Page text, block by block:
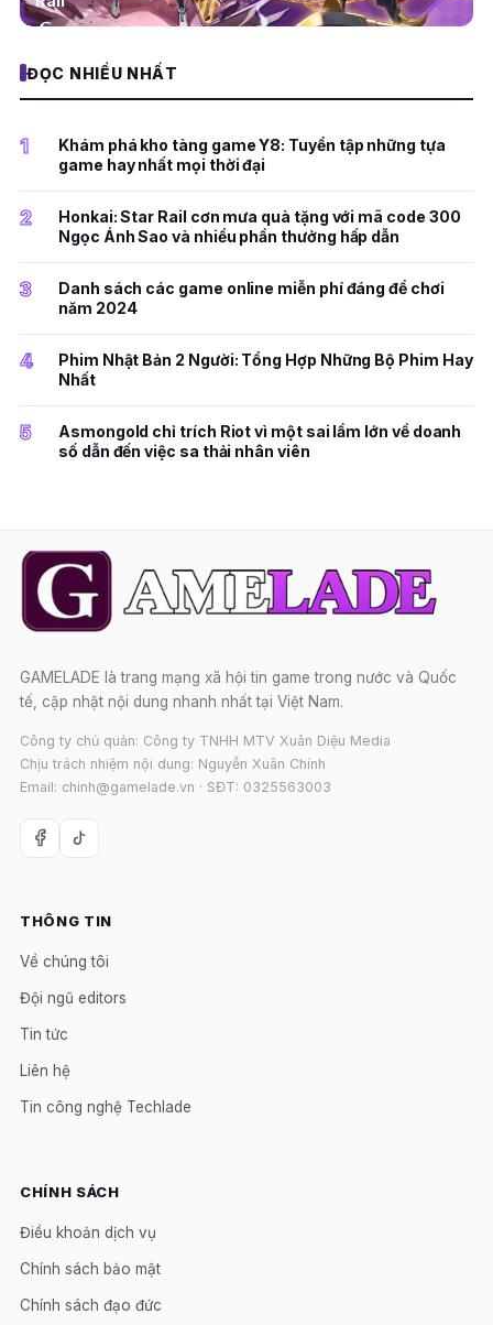
ĐỌC NHIỀU NHẤT
1
Khám phá kho tàng game Y8: Tuyển tập những tựa
game hay nhất mọi thời đại
2
Honkai: Star Rail cơn mưa quà tặng với mã code 300
Ngọc Ánh Sao và nhiều phần thưởng hấp dẫn
3
Danh sách các game online miễn phí đáng để chơi
năm 2024
4
Phim Nhật Bản 2 Người: Tổng Hợp Những Bộ Phim Hay
Nhất
5
Asmongold chỉ trích Riot vì một sai lầm lớn về doanh
số dẫn đến việc sa thải nhân viên
GAMELADE là trang mạng xã hội tin game trong nước và Quốc
tế, cập nhật nội dung nhanh nhất tại Việt Nam.
Công ty chủ quản: Công ty TNHH MTV Xuân Diệu Media
Chịu trách nhiệm nội dung: Nguyễn Xuân Chính
Email: chinh@gamelade.vn · SĐT: 0325563003
THÔNG TIN
Về chúng tôi
Đội ngũ editors
Tin tức
Liên hệ
Tin công nghệ Techlade
CHÍNH SÁCH
Điều khoản dịch vụ
Chính sách bảo mật
Chính sách đạo đức